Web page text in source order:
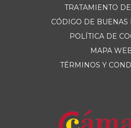
TRATAMIENTO
CÓDIGO DE BUENAS
POLÍTICA DE
MAPA
TÉRMINOS Y